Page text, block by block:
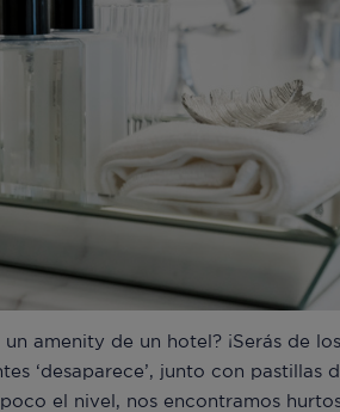
amenity de un hotel? ¡Serás de
‘desaparece’, junto con
el nivel, nos encontramos